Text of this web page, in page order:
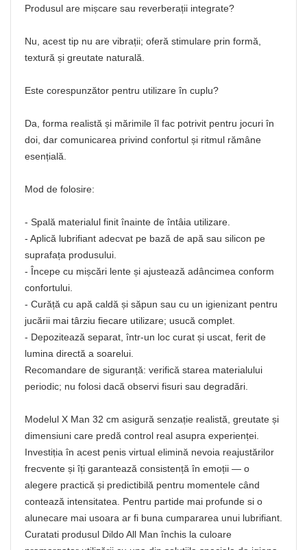
Produsul are mișcare sau reverberații integrate?
Nu, acest tip nu are vibrații; oferă stimulare prin formă,
textură și greutate naturală.
Este corespunzător pentru utilizare în cuplu?
Da, forma realistă și mărimile îl fac potrivit pentru jocuri în
doi, dar comunicarea privind confortul și ritmul rămâne
esențială.
Mod de folosire:
- Spală materialul finit înainte de întâia utilizare.
- Aplică lubrifiant adecvat pe bază de apă sau silicon pe
suprafața produsului.
- Începe cu mișcări lente și ajustează adâncimea conform
confortului.
- Curăță cu apă caldă și săpun sau cu un igienizant pentru
jucării mai târziu fiecare utilizare; usucă complet.
- Depozitează separat, într-un loc curat și uscat, ferit de
lumina directă a soarelui.
Recomandare de siguranță: verifică starea materialului
periodic; nu folosi dacă observi fisuri sau degradări.
Modelul X Man 32 cm asigură senzație realistă, greutate și
dimensiuni care predă control real asupra experienței.
Investiția în acest penis virtual elimină nevoia reajustărilor
frecvente și îți garantează consistență în emoții — o
alegere practică și predictibilă pentru momentele când
contează intensitatea. Pentru partide mai profunde si o
alunecare mai usoara ar fi buna cumpararea unui lubrifiant.
Curatati produsul Dildo All Man închis la culoare